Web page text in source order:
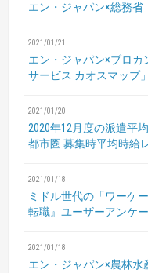
エン・ジャパン×総務
2021/01/21
エン・ジャパン×ブロカ
サービス カオスマップ」
2021/01/20
2020年12月度の派遣平
都市圏 募集時平均時給
2021/01/18
ミドル世代の「ワーケ
転職』ユーザーアンケ
2021/01/18
エン・ジャパン×農林水